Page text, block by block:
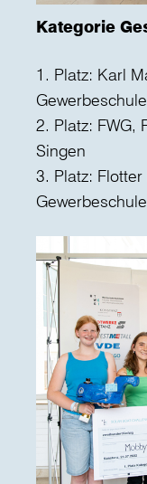
Kategorie
1. Platz: Karl
2. Platz: FWG,
Singen
3. Platz: